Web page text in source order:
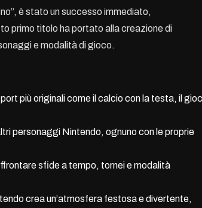
è stato un successo immediato,
primo titolo ha portato alla creazione di
e modalità di gioco.
più originali come il calcio con la testa, il
personaggi Nintendo, ognuno con le proprie
sfide a tempo, tornei e modalità
crea un’atmosfera festosa e divertente,